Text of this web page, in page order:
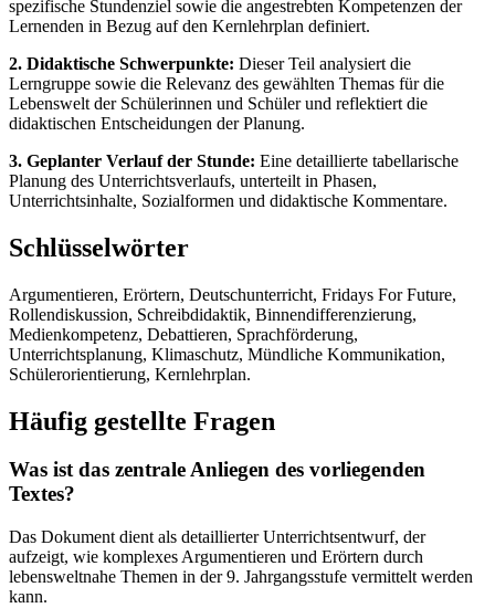
spezifische Stundenziel sowie die angestrebten Kompetenzen der
Lernenden in Bezug auf den Kernlehrplan definiert.
2. Didaktische Schwerpunkte: Dieser Teil analysiert die
Lerngruppe sowie die Relevanz des gewählten Themas für die
Lebenswelt der Schülerinnen und Schüler und reflektiert die
didaktischen Entscheidungen der Planung.
3. Geplanter Verlauf der Stunde: Eine detaillierte tabellarische
Planung des Unterrichtsverlaufs, unterteilt in Phasen,
Unterrichtsinhalte, Sozialformen und didaktische Kommentare.
Schlüsselwörter
Argumentieren, Erörtern, Deutschunterricht, Fridays For Future,
Rollendiskussion, Schreibdidaktik, Binnendifferenzierung,
Medienkompetenz, Debattieren, Sprachförderung,
Unterrichtsplanung, Klimaschutz, Mündliche Kommunikation,
Schülerorientierung, Kernlehrplan.
Häufig gestellte Fragen
Was ist das zentrale Anliegen des vorliegenden
Textes?
Das Dokument dient als detaillierter Unterrichtsentwurf, der
aufzeigt, wie komplexes Argumentieren und Erörtern durch
lebensweltnahe Themen in der 9. Jahrgangsstufe vermittelt werden
kann.